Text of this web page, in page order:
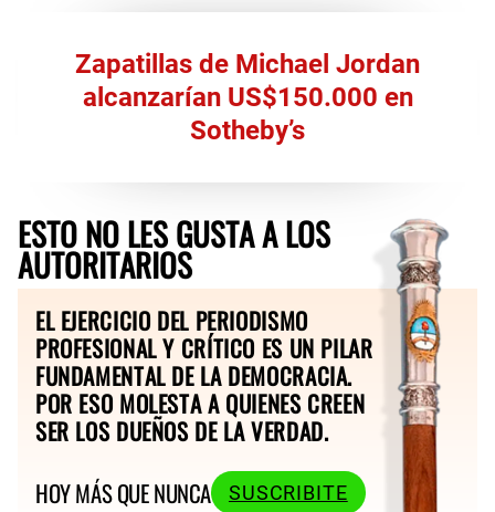
Zapatillas de Michael Jordan
alcanzarían US$150.000 en
Sotheby’s
ESTO NO LES GUSTA A LOS
AUTORITARIOS
EL EJERCICIO DEL PERIODISMO
PROFESIONAL Y CRÍTICO ES UN PILAR
FUNDAMENTAL DE LA DEMOCRACIA.
POR ESO MOLESTA A QUIENES CREEN
SER LOS DUEÑOS DE LA VERDAD.
HOY MÁS QUE NUNCA
SUSCRIBITE